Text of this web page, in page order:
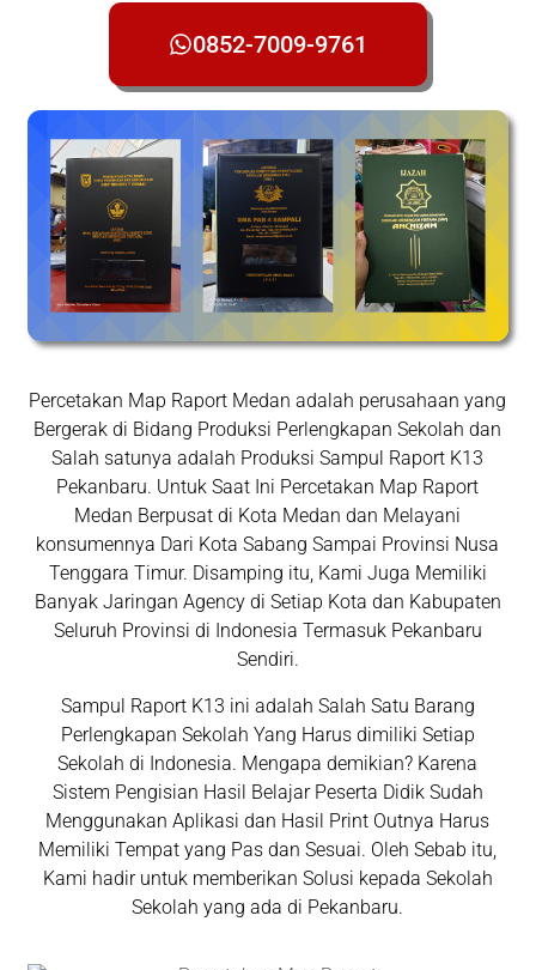
0852-7009-9761
Percetakan Map Raport Medan adalah perusahaan yang
Bergerak di Bidang Produksi Perlengkapan Sekolah dan
Salah satunya adalah Produksi Sampul Raport K13
Pekanbaru. Untuk Saat Ini Percetakan Map Raport
Medan Berpusat di Kota Medan dan Melayani
konsumennya Dari Kota Sabang Sampai Provinsi Nusa
Tenggara Timur. Disamping itu, Kami Juga Memiliki
Banyak Jaringan Agency di Setiap Kota dan Kabupaten
Seluruh Provinsi di Indonesia Termasuk Pekanbaru
Sendiri.
Sampul Raport K13 ini adalah Salah Satu Barang
Perlengkapan Sekolah Yang Harus dimiliki Setiap
Sekolah di Indonesia. Mengapa demikian? Karena
Sistem Pengisian Hasil Belajar Peserta Didik Sudah
Menggunakan Aplikasi dan Hasil Print Outnya Harus
Memiliki Tempat yang Pas dan Sesuai. Oleh Sebab itu,
Kami hadir untuk memberikan Solusi kepada Sekolah
Sekolah yang ada di Pekanbaru.